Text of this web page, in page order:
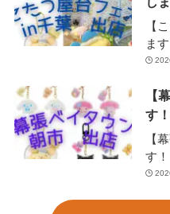
【
ます！ 日時:2026/
【
す！
【
す！ 千葉・市原の屋根外壁塗装は、
お